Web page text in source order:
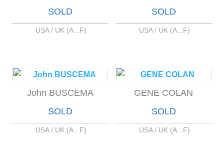
SOLD
USA / UK (A...F)
SOLD
USA / UK (A...F)
John BUSCEMA
SOLD
USA / UK (A...F)
GENE COLAN
SOLD
USA / UK (A...F)